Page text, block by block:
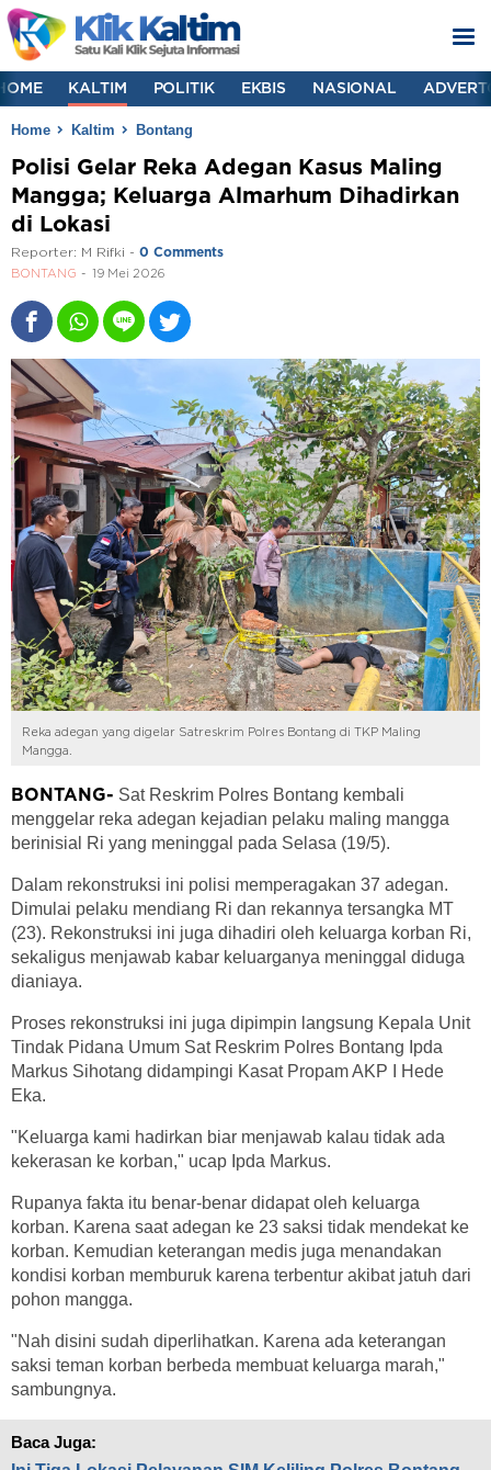
KALTIM POLITIK EKBIS NASIONAL
Home Kaltim Bontang
Polisi Gelar Reka Adegan Kasus Maling
Mangga; Keluarga Almarhum Dihadirkan
di Lokasi
Reporter: M Rifki - 0 Comments
BONTANG 19 Mei 2026
Reka adegan yang digelar Satreskrim Polres Bontang di TKP Maling
Mangga.
BONTANG- Sat Reskrim Polres Bontang kembali
menggelar reka adegan kejadian pelaku maling mangga
berinisial Ri yang meninggal pada Selasa (19/5).
Dalam rekonstruksi ini polisi memperagakan 37 adegan.
Dimulai pelaku mendiang Ri dan rekannya tersangka MT
(23). Rekonstruksi ini juga dihadiri oleh keluarga korban Ri,
sekaligus menjawab kabar keluarganya meninggal diduga
dianiaya.
Proses rekonstruksi ini juga dipimpin langsung Kepala Unit
Tindak Pidana Umum Sat Reskrim Polres Bontang Ipda
Markus Sihotang didampingi Kasat Propam AKP I Hede
Eka.
"Keluarga kami hadirkan biar menjawab kalau tidak ada
kekerasan ke korban," ucap Ipda Markus.
Rupanya fakta itu benar-benar didapat oleh keluarga
korban. Karena saat adegan ke 23 saksi tidak mendekat ke
korban. Kemudian keterangan medis juga menandakan
kondisi korban memburuk karena terbentur akibat jatuh dari
pohon mangga.
"Nah disini sudah diperlihatkan. Karena ada keterangan
saksi teman korban berbeda membuat keluarga marah,"
sambungnya.
Baca Juga: